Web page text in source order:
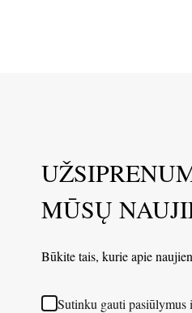
MŪSŲ
Būkite tais, kurie apie
Sutinku gauti pasiūlymus